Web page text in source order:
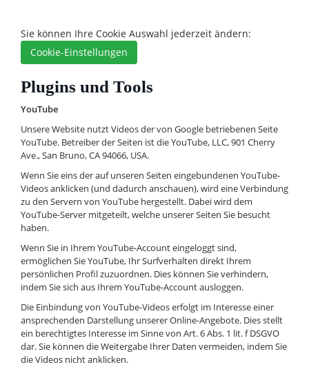
Sie können Ihre Cookie Auswahl jederzeit ändern:
Cookie-Einstellungen
Plugins und Tools
YouTube
Unsere Website nutzt Videos der von Google betriebenen Seite
YouTube. Betreiber der Seiten ist die YouTube, LLC, 901 Cherry
Ave., San Bruno, CA 94066, USA.
Wenn Sie eins der auf unseren Seiten eingebundenen YouTube-
Videos anklicken (und dadurch anschauen), wird eine Verbindung
zu den Servern von YouTube hergestellt. Dabei wird dem
YouTube-Server mitgeteilt, welche unserer Seiten Sie besucht
haben.
Wenn Sie in Ihrem YouTube-Account eingeloggt sind,
ermöglichen Sie YouTube, Ihr Surfverhalten direkt Ihrem
persönlichen Profil zuzuordnen. Dies können Sie verhindern,
indem Sie sich aus Ihrem YouTube-Account ausloggen.
Die Einbindung von YouTube-Videos erfolgt im Interesse einer
ansprechenden Darstellung unserer Online-Angebote. Dies stellt
ein berechtigtes Interesse im Sinne von Art. 6 Abs. 1 lit. f DSGVO
dar. Sie können die Weitergabe Ihrer Daten vermeiden, indem Sie
die Videos nicht anklicken.